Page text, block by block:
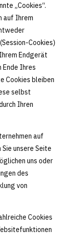
„Cookies“.
auf Ihrem
Cookies)
Endgerät
Ende Ihres
Cookies bleiben
selbst
Ihren
auf
unsere Seite
uns oder
des
von
Cookies